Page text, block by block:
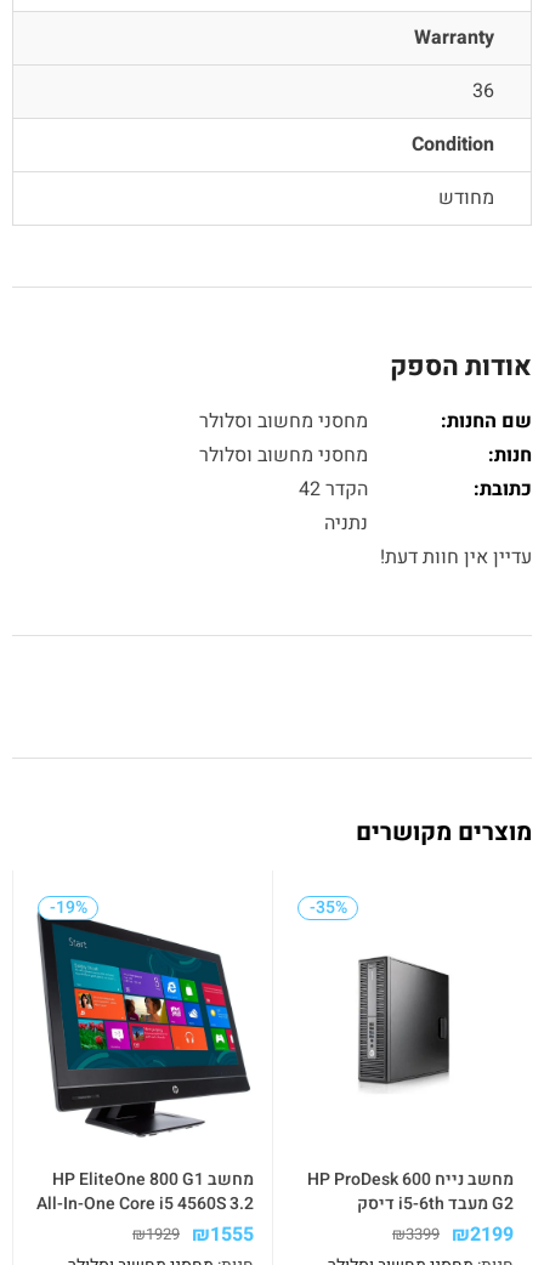
Warranty
36
Condition
מחודש
אודות הספק
שם החנות:
מחסני מחשוב וסלולר
חנות:
מחסני מחשוב וסלולר
כתובת:
הקדר 42
נתניה
עדיין אין חוות דעת!
מוצרים מקושרים
-35%
מחשב נייח HP ProDesk 600
G2 מעבד i5-6th דיסק
₪2199
₪3399
-19%
מחשב HP EliteOne 800 G1
All-In-One Core i5 4560S 3.2
GHz 16GB 512GB SSD LED
₪1555
₪1929